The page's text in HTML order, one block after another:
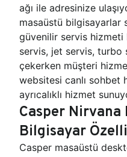
ağı ile adresinize
masaüstü bilgisayarlar
güvenilir servis hizmeti
servis, jet servis,
çekerken müşteri
websitesi canlı sohbet
ayrıcalıklı hizmet
Casper
Bilgisayar
Casper masaüstü